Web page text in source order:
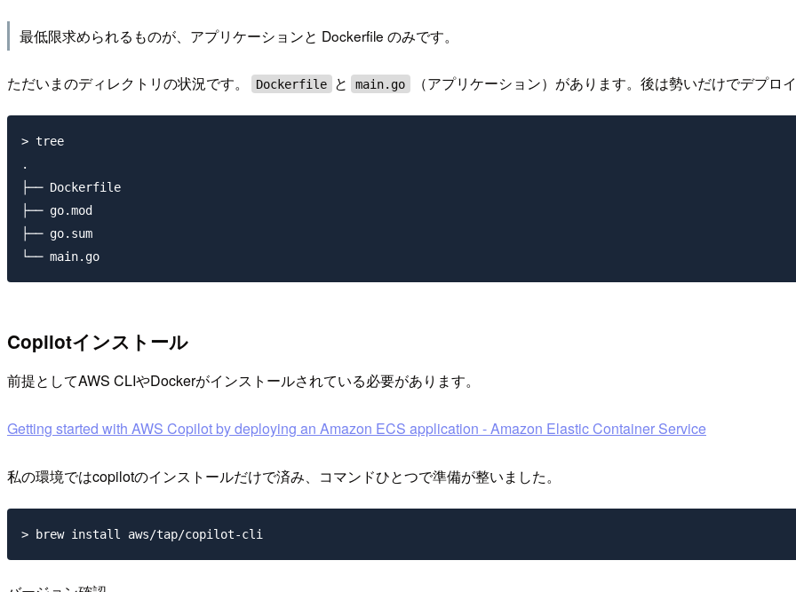
最低限求められるものが、アプリケーションと Dockerfile のみです。
ただいまのディレクトリの状況です。 Dockerfile と main.go （アプリケーション）があります。後は勢いだけでデプロ
> tree
.
├── Dockerfile
├── go.mod
├── go.sum
Copilotインストール
前提としてAWS CLIやDockerがインストールされている必要があります。
Getting started with AWS Copilot by deploying an Amazon ECS application - Amazon Elastic Container Service
私の環境ではcopilotのインストールだけで済み、コマンドひとつで準備が整いました。